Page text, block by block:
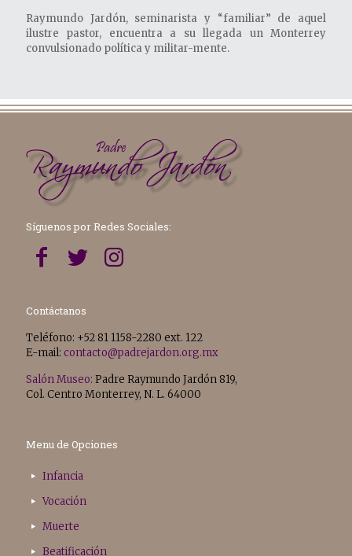
Raymundo Jardón, seminarista y “familiar” de aquel
ilustre pastor, encuentra a su llegada un Monterrey
convulsionado política y militar-mente.
Síguenos por Redes Sociales:
Contáctanos
Teléfono: +52 81 1158-2280 ext. 122
E-mail: contacto@padrejardon.org.mx
Salón Museo: Padre Raymundo Jardón 819,
Col. Centro Monterrey, N. L. 64000
Menu de Opciones
Infancia
Vocación
Muerte
Beatificación